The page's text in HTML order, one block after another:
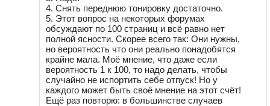
4. Снять переднюю тонировку достаточно.
5. Этот вопрос на некоторых форумах
обсуждают по 100 страниц и всё равно нет
полной ясности. Скорее всего так: Они нужны,
но вероятность что они реально понадобятся
крайне мала. Моё мнение, что даже если
вероятность 1 к 100, то надо делать, чтобы
случайно не испортить себе отпуск! Но у
каждого может быть своё мнение на этот счёт!
Ещё раз повторю: в большинстве случаев